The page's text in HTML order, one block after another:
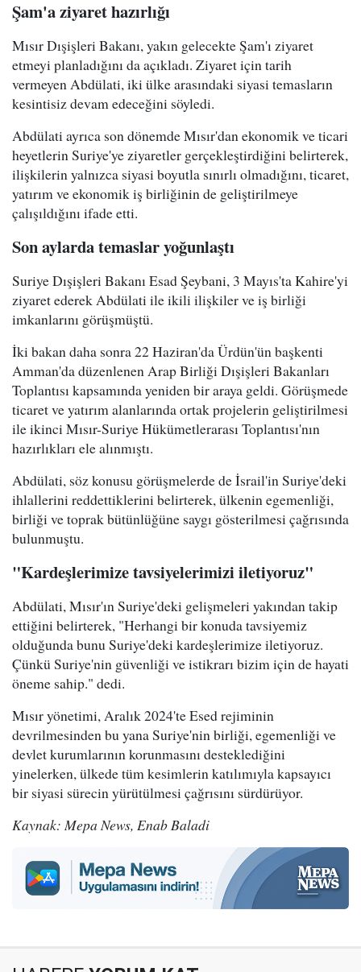
Şam'a ziyaret hazırlığı
Mısır Dışişleri Bakanı, yakın gelecekte Şam'ı ziyaret
etmeyi planladığını da açıkladı. Ziyaret için tarih
vermeyen Abdülati, iki ülke arasındaki siyasi temasların
kesintisiz devam edeceğini söyledi.
Abdülati ayrıca son dönemde Mısır'dan ekonomik ve ticari
heyetlerin Suriye'ye ziyaretler gerçekleştirdiğini belirterek,
ilişkilerin yalnızca siyasi boyutla sınırlı olmadığını, ticaret,
yatırım ve ekonomik iş birliğinin de geliştirilmeye
çalışıldığını ifade etti.
Son aylarda temaslar yoğunlaştı
Suriye Dışişleri Bakanı Esad Şeybani, 3 Mayıs'ta Kahire'yi
ziyaret ederek Abdülati ile ikili ilişkiler ve iş birliği
imkanlarını görüşmüştü.
İki bakan daha sonra 22 Haziran'da Ürdün'ün başkenti
Amman'da düzenlenen Arap Birliği Dışişleri Bakanları
Toplantısı kapsamında yeniden bir araya geldi. Görüşmede
ticaret ve yatırım alanlarında ortak projelerin geliştirilmesi
ile ikinci Mısır-Suriye Hükümetlerarası Toplantısı'nın
hazırlıkları ele alınmıştı.
Abdülati, söz konusu görüşmelerde de İsrail'in Suriye'deki
ihlallerini reddettiklerini belirterek, ülkenin egemenliği,
birliği ve toprak bütünlüğüne saygı gösterilmesi çağrısında
bulunmuştu.
"Kardeşlerimize tavsiyelerimizi iletiyoruz"
Abdülati, Mısır'ın Suriye'deki gelişmeleri yakından takip
ettiğini belirterek, "Herhangi bir konuda tavsiyemiz
olduğunda bunu Suriye'deki kardeşlerimize iletiyoruz.
Çünkü Suriye'nin güvenliği ve istikrarı bizim için de hayati
öneme sahip." dedi.
Mısır yönetimi, Aralık 2024'te Esed rejiminin
devrilmesinden bu yana Suriye'nin birliği, egemenliği ve
devlet kurumlarının korunmasını desteklediğini
yinelerken, ülkede tüm kesimlerin katılımıyla kapsayıcı
bir siyasi sürecin yürütülmesi çağrısını sürdürüyor.
Kaynak: Mepa News, Enab Baladi